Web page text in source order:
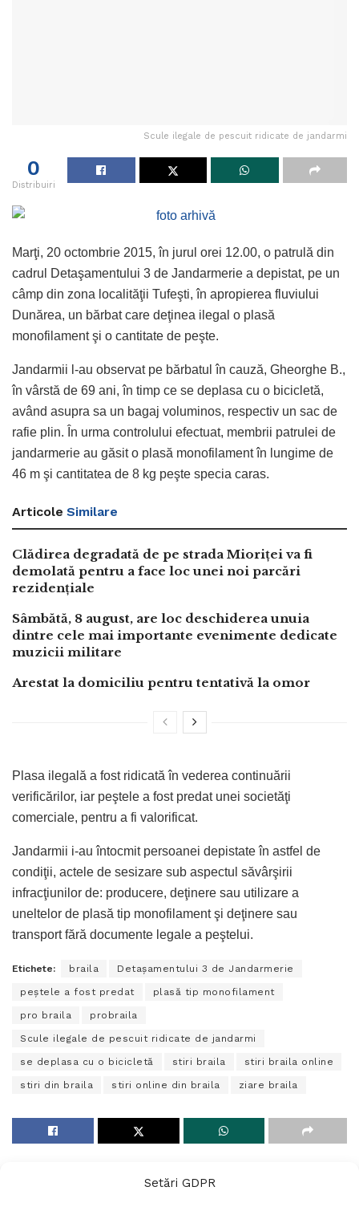
Setări GDPR
Scule ilegale de pescuit ridicate de jandarmi
0
Distribuiri
Marţi, 20 octombrie 2015, în jurul orei 12.00, o patrulă din
cadrul Detaşamentului 3 de Jandarmerie a depistat, pe un
câmp din zona localităţii Tufeşti, în apropierea fluviului
Dunărea, un bărbat care deţinea ilegal o plasă
monofilament şi o cantitate de peşte.
Jandarmii l-au observat pe bărbatul în cauză, Gheorghe B.,
în vârstă de 69 ani, în timp ce se deplasa cu o bicicletă,
având asupra sa un bagaj voluminos, respectiv un sac de
rafie plin. În urma controlului efectuat, membrii patrulei de
jandarmerie au găsit o plasă monofilament în lungime de
46 m şi cantitatea de 8 kg peşte specia caras.
Articole Similare
Clădirea degradată de pe strada Mioriței va fi
demolată pentru a face loc unei noi parcări
rezidențiale
Sâmbătă, 8 august, are loc deschiderea unuia
dintre cele mai importante evenimente dedicate
muzicii militare
Arestat la domiciliu pentru tentativă la omor
Plasa ilegală a fost ridicată în vederea continuării
verificărilor, iar peştele a fost predat unei societăţi
comerciale, pentru a fi valorificat.
Jandarmii i-au întocmit persoanei depistate în astfel de
condiţii, actele de sesizare sub aspectul săvârşirii
infracţiunilor de: producere, deţinere sau utilizare a
uneltelor de plasă tip monofilament şi deţinere sau
transport fără documente legale a peştelui.
Etichete: braila Detaşamentului 3 de Jandarmerie
peştele a fost predat plasă tip monofilament
pro braila probraila
Scule ilegale de pescuit ridicate de jandarmi
se deplasa cu o bicicletă stiri braila stiri braila online
stiri din braila stiri online din braila ziare braila